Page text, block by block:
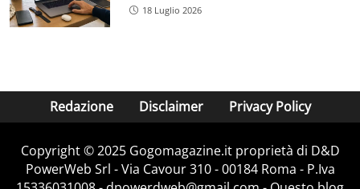
18 Luglio 2026
Redazione Disclaimer Privacy Policy
Copyright © 2025 Gogomagazine.it proprietà di D&D
PowerWeb Srl - Via Cavour 310 - 00184 Roma - P.Iva